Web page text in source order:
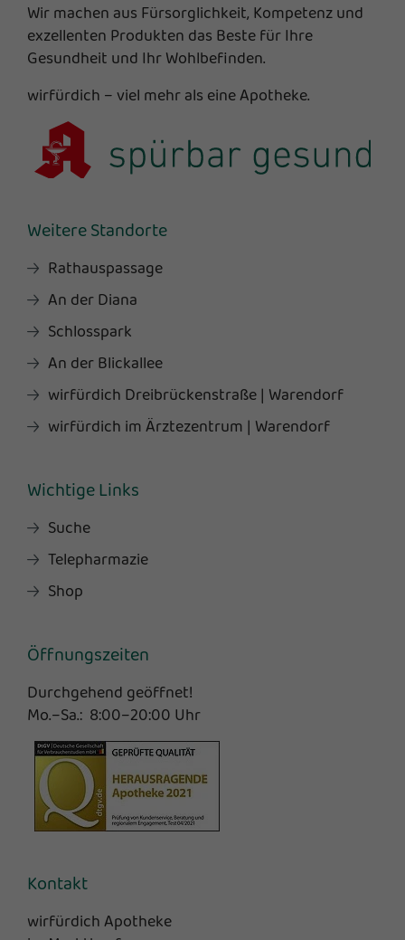
Wir machen aus Fürsorglichkeit, Kompetenz und
exzellenten Produkten das Beste für Ihre
Gesundheit und Ihr Wohlbefinden.
wirfürdich – viel mehr als eine Apotheke.
Weitere Standorte
Rathauspassage
An der Diana
Schlosspark
An der Blickallee
wirfürdich Dreibrückenstraße | Warendorf
wirfürdich im Ärztezentrum | Warendorf
Wichtige Links
Suche
Telepharmazie
Shop
Öffnungszeiten
Durchgehend geöffnet!
Mo.–Sa.: 8:00–20:00 Uhr
Kontakt
wirfürdich Apotheke